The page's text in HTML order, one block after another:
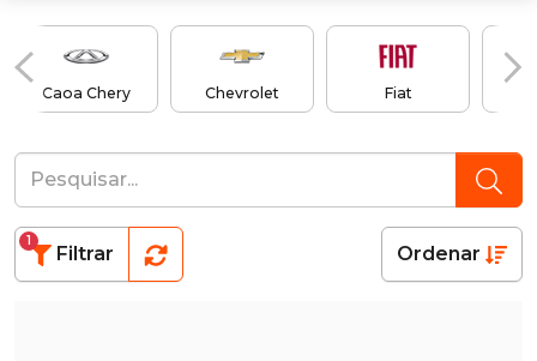
Caoa Chery Chevrolet Fiat
Filtrar
1
Ordenar